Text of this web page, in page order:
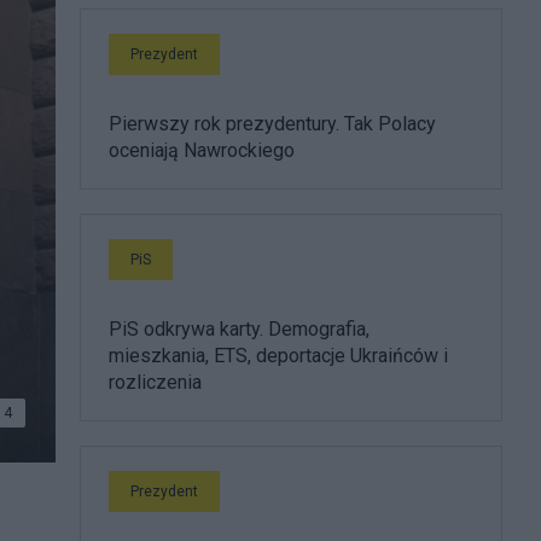
4
Prezydent
Pierwszy rok prezydentury. Tak Polacy
oceniają Nawrockiego
PiS
PiS odkrywa karty. Demografia,
mieszkania, ETS, deportacje Ukraińców i
rozliczenia
Prezydent